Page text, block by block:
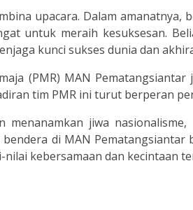
upacara. Dalam
untuk meraih kesuksesan.
kunci sukses dunia dan
(PMR) MAN
tim PMR ini turut berperan
jiwa
di MAN
kebersamaan dan kecintaan